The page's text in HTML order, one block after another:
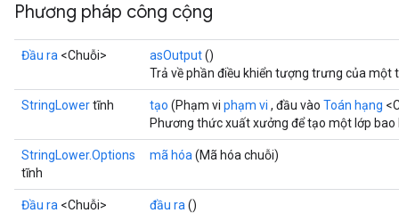
Phương pháp công cộng
Đầu ra <Chuỗi> asOutput()
Trả về phần điều khiển tượng trưng của một
StringLowertĩnh tạo (Phạm vi phạm vi , đầu vào Toán hạng
Phương thức xuất xưởng để tạo một lớp
StringLower.Options
tĩnh
mã hóa (Mã hóa chuỗi)
Đầu ra <Chuỗi> đầu ra ()